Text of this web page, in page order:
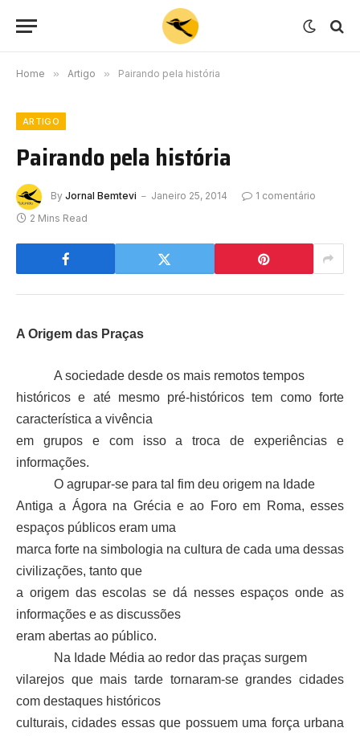
Home » Artigo » Pairando pela história
ARTIGO
Pairando pela história
By Jornal Bemtevi Janeiro 25, 2014
1 comentário
2 Mins Read
A Origem das Praças
A sociedade desde os mais remotos tempos
históricos e até mesmo pré-históricos tem como forte
característica a vivência
em grupos e com isso a troca de experiências e
informações.
O agrupar-se para tal fim deu origem na Idade
Antiga a Ágora na Grécia e ao Foro em Roma, esses
espaços públicos eram uma
marca forte na simbologia na cultura de cada uma dessas
civilizações, tanto que
a origem das escolas se dá nesses espaços onde as
informações e as discussões
eram abertas ao público.
Na Idade Média ao redor das praças surgem
vilarejos que mais tarde tornaram-se grandes cidades
com destaques históricos
culturais, cidades essas que possuem uma força urbana